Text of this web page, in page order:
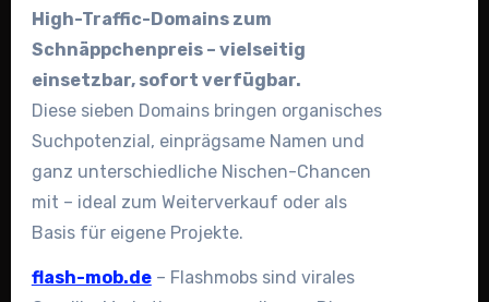
High-Traffic-Domains zum
Schnäppchenpreis – vielseitig
einsetzbar, sofort verfügbar.
Diese sieben Domains bringen organisches
Suchpotenzial, einprägsame Namen und
ganz unterschiedliche Nischen-Chancen
mit – ideal zum Weiterverkauf oder als
Basis für eigene Projekte.
flash-mob.de– Flashmobs sind virales